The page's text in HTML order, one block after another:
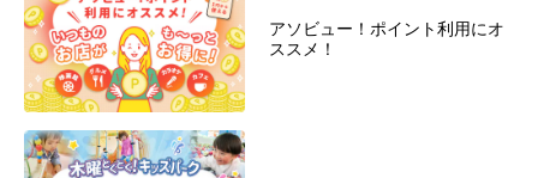
アソビュー！ポイント利用にオ
ススメ！